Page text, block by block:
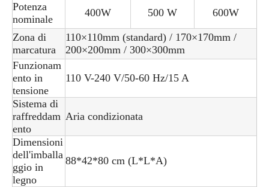
Potenza
nominale
400W 500 W 600W
Zona di
marcatura
110×110mm (standard) / 170×170mm /
200×200mm / 300×300mm
Funzionam
ento in
tensione
110 V-240 V/50-60 Hz/15 A
Sistema di
raffreddam
ento
Aria condizionata
Dimensioni
dell'imballa
ggio in
legno
88*42*80 cm (L*L*A)